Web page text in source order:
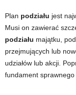
Plan podziału jest
Musi on zawierać
podziału majątku,
przejmujących lub
udziałów lub akcji.
fundament